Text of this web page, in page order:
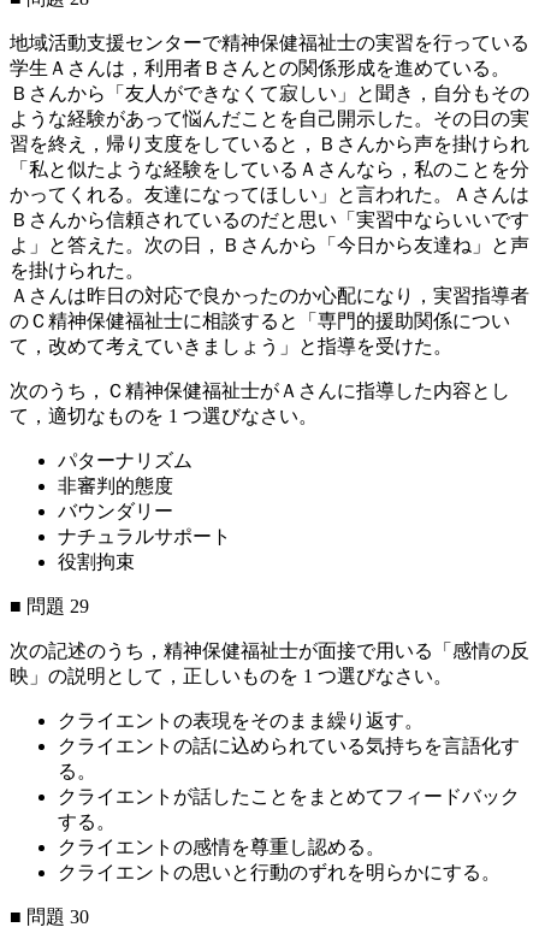
地域活動支援センターで精神保健福祉士の実習を行っている
学生Ａさんは，利用者Ｂさんとの関係形成を進めている。
Ｂさんから「友人ができなくて寂しい」と聞き，自分もその
ような経験があって悩んだことを自己開示した。その日の実
習を終え，帰り支度をしていると，Ｂさんから声を掛けられ
「私と似たような経験をしているＡさんなら，私のことを分
かってくれる。友達になってほしい」と言われた。Ａさんは
Ｂさんから信頼されているのだと思い「実習中ならいいです
よ」と答えた。次の日，Ｂさんから「今日から友達ね」と声
を掛けられた。
Ａさんは昨日の対応で良かったのか心配になり，実習指導者
のＣ精神保健福祉士に相談すると「専門的援助関係につい
て，改めて考えていきましょう」と指導を受けた。
次のうち，Ｃ精神保健福祉士がＡさんに指導した内容とし
て，適切なものを 1 つ選びなさい。
パターナリズム
非審判的態度
バウンダリー
ナチュラルサポート
役割拘束
■ 問題 29
次の記述のうち，精神保健福祉士が面接で用いる「感情の反
映」の説明として，正しいものを 1 つ選びなさい。
クライエントの表現をそのまま繰り返す。
クライエントの話に込められている気持ちを言語化す
る。
クライエントが話したことをまとめてフィードバック
する。
クライエントの感情を尊重し認める。
クライエントの思いと行動のずれを明らかにする。
■ 問題 30